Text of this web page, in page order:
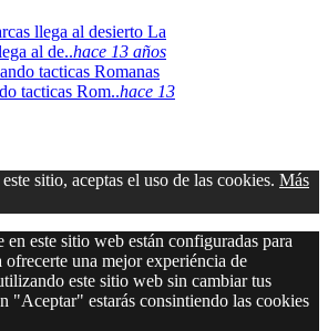
La
al de..hace 13 años
tacticas Rom..hace 13
sitio, aceptas el uso de las cookies. Más
este sitio web están configuradas para
una mejor experiéncia de
este sitio web sin cambiar tus
"Aceptar" estarás consintiendo las cookies